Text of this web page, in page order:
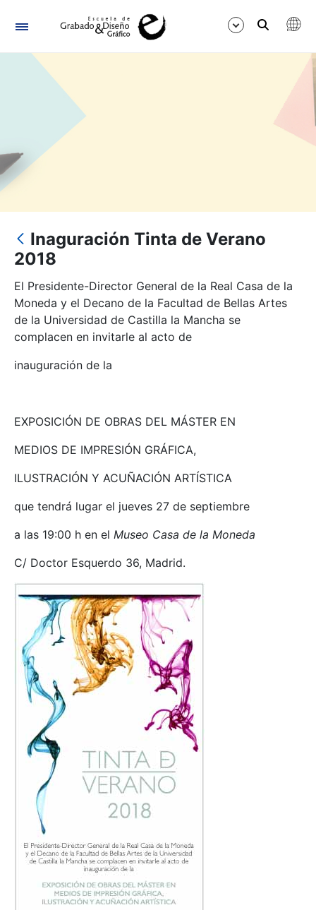
Navigation
Inaguración Tinta de Verano
2018
El Presidente-Director General de la Real Casa de la
Moneda y el Decano de la Facultad de Bellas Artes
de la Universidad de Castilla la Mancha se
complacen en invitarle al acto de
inauguración de la
EXPOSICIÓN DE OBRAS DEL MÁSTER EN
MEDIOS DE IMPRESIÓN GRÁFICA,
ILUSTRACIÓN Y ACUÑACIÓN ARTÍSTICA
que tendrá lugar el jueves 27 de septiembre
a las 19:00 h en el Museo Casa de la Moneda
C/ Doctor Esquerdo 36, Madrid.